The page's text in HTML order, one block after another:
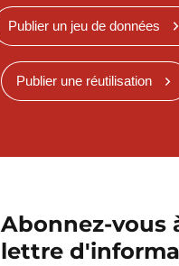
Publier un jeu de données
Publier une réutilisation
Abonnez-vous
lettre